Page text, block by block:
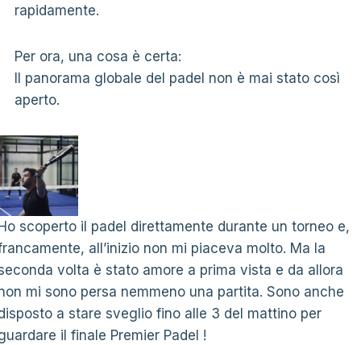
rapidamente.
Per ora, una cosa è certa:
Il panorama globale del padel non è mai stato così
aperto.
scoperto il padel direttamente durante un torneo e,
all’inizio non mi piaceva molto. Ma la
volta è stato amore a prima vista e da allora
mi sono persa nemmeno una partita. Sono anche
a stare sveglio fino alle 3 del mattino per
il finale Premier Padel !